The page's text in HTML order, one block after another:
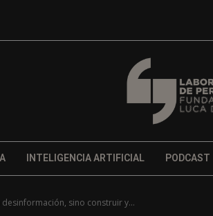
INTELIGENCIA ARTIFICIAL PODCAST
sino construir y...